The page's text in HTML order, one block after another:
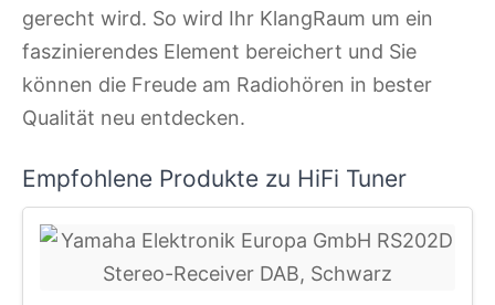
gerecht wird. So wird Ihr KlangRaum um ein
faszinierendes Element bereichert und Sie
können die Freude am Radiohören in bester
Qualität neu entdecken.
Empfohlene Produkte zu HiFi Tuner